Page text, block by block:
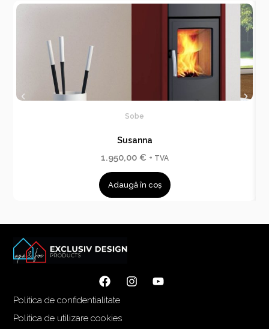
Sobe
Susanna
1.950,00 € + TVA
Adaugă în coș
Politica de confidentialitate
Politica de utilizare cookies